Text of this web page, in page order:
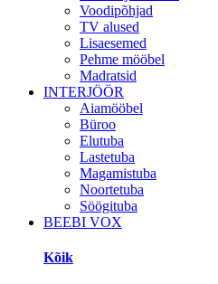
Voodipõhjad
TV alused
Lisaesemed
Pehme mööbel
Madratsid
INTERJÖÖR
Aiamööbel
Büroo
Elutuba
Lastetuba
Magamistuba
Noortetuba
Söögituba
BEEBI VOX
Kõik